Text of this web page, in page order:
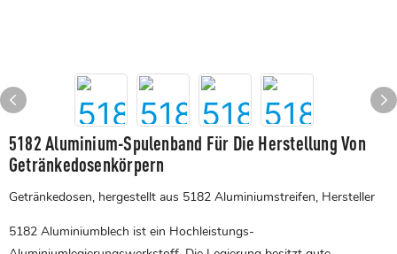
5182 Aluminium-Spulenband Für Die Herstellung Von
Getränkedosenkörpern
Getränkedosen, hergestellt aus 5182 Aluminiumstreifen, Hersteller
5182 Aluminiumblech ist ein Hochleistungs-